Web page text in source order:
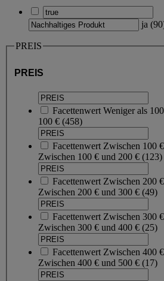
ja (90
PREIS
PREIS
Facettenwert Weniger als
100 € (458)
Facettenwert Zwischen 100
Zwischen 100 € und 200 € (123)
Facettenwert Zwischen 200
Zwischen 200 € und 300 € (49)
Facettenwert Zwischen 300
Zwischen 300 € und 400 € (25)
Facettenwert Zwischen 400
Zwischen 400 € und 500 € (17)